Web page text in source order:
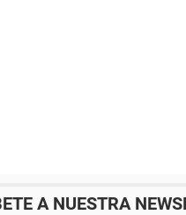
A NUESTRA